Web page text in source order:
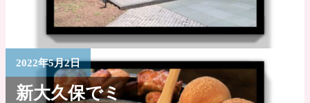
2022年5月2日
新大久保でミ